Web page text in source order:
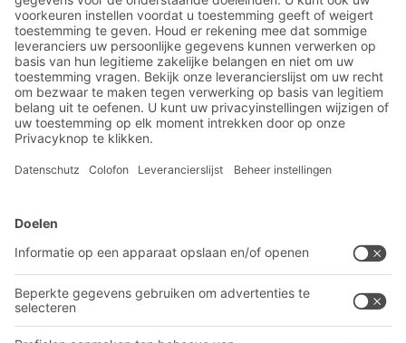
Magazijn- en logistiek
nieuws
Exclusieve kortingen
Innovaties
Inschrijven nieuwsbrief
BITO-oplossingen
Intralogistieke oplossingen
Bakken en bakken
BITO PRODUCTCATALOGUS
BITO PROJECTGIDS